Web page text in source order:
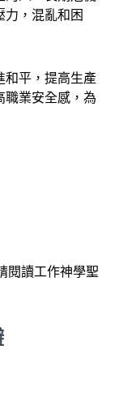
力，混亂和困
和平，提高生產
職業安全感，為
閱讀工作神學聖